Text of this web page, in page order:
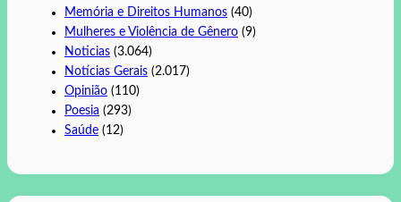
Memória e Direitos Humanos (40)
Mulheres e Violência de Gênero (9)
Noticias (3.064)
Notícias Gerais (2.017)
Opinião (110)
Poesia (293)
Saúde (12)